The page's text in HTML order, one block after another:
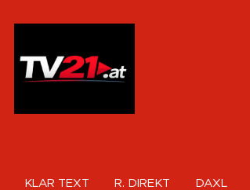
KLAR TEXT R. DIREKT DAXL